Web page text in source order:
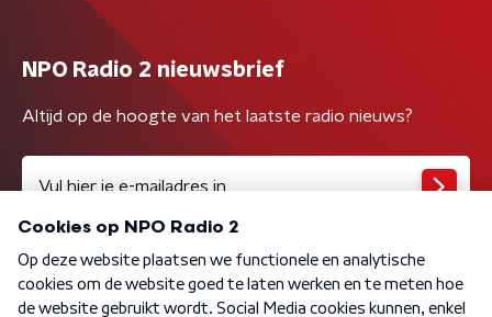
NPO Radio 2 nieuwsbrief
Altijd op de hoogte van het laatste radio nieuws?